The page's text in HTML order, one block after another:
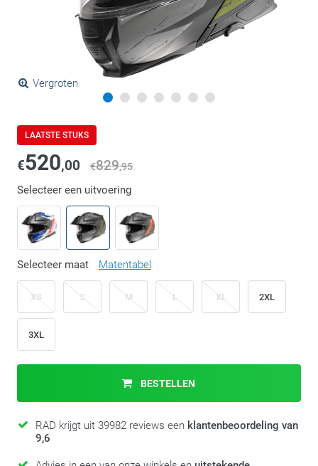
Vergroten
LAATSTE STUKS
€520,00 €829,95
Selecteer een uitvoering
Selecteer maat Matentabel
XS S M L XL 2XL
3XL
BESTELLEN
RAD krijgt uit 39982 reviews een klantenbeoordeling van
9,6